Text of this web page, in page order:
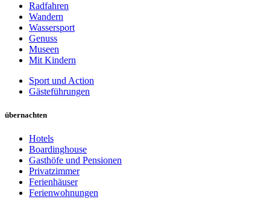
Radfahren
Wandern
Wassersport
Genuss
Museen
Mit Kindern
Sport und Action
Gästeführungen
übernachten
Hotels
Boardinghouse
Gasthöfe und Pensionen
Privatzimmer
Ferienhäuser
Ferienwohnungen